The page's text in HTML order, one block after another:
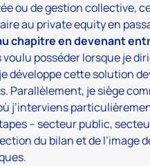
ou de gestion collective,
au private equity en
chapitre en devenant
voulu posséder lorsque je
développe cette solution
Parallèlement, je siège
j’interviens
– secteur public,
du bilan et de l’image